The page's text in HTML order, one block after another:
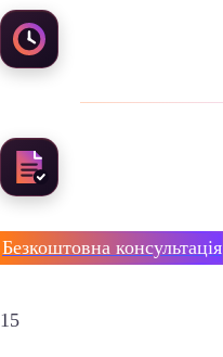
Безкоштовна консультація
15